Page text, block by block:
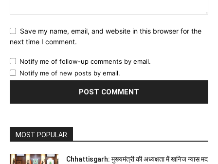
Save my name, email, and website in this browser for the
next time I comment.
Notify me of follow-up comments by email.
Notify me of new posts by email.
MOST POPULAR
Chhattisgarh: मुख्यमंत्री की अध्यक्षता में खनिज न्यास मद